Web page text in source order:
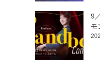
9
モ